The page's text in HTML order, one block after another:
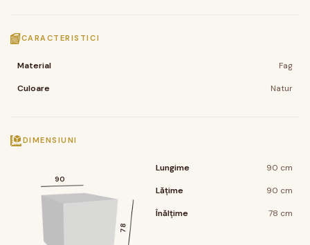
CARACTERISTICI
Material Fag
Culoare Natur
DIMENSIUNI
90
78
Lungime 90 cm
Lățime 90 cm
Înălțime 78 cm